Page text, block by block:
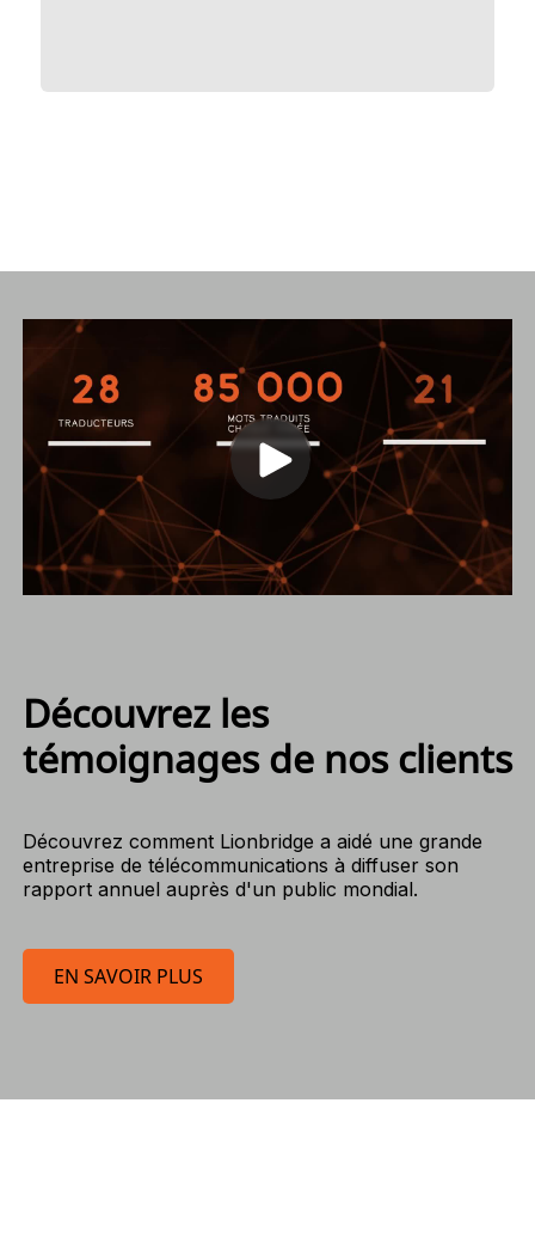
Découvrez les
témoignages de nos clients
Découvrez comment Lionbridge a aidé une grande
entreprise de télécommunications à diffuser son
rapport annuel auprès d'un public mondial.
EN SAVOIR PLUS